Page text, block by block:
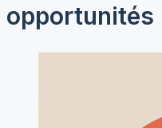
opportunités